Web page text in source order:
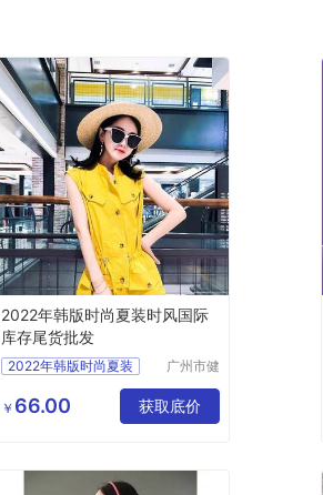
2022年韩版时尚夏装时风国际
库存尾货批发
2022年韩版时尚夏装
库存尾货批发
广州市健
限公司
￥ 66.00 获取底价